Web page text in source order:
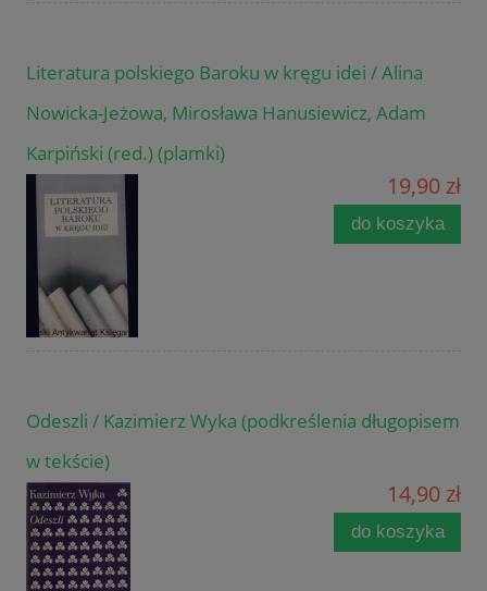
Literatura polskiego Baroku w kręgu idei / Alina
Nowicka-Jeżowa, Mirosława Hanusiewicz, Adam
Karpiński (red.) (plamki)
19,90 zł
do koszyka
Odeszli / Kazimierz Wyka (podkreślenia długopisem
w tekście)
14,90 zł
do koszyka